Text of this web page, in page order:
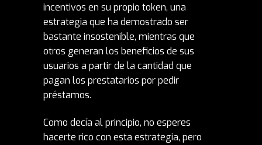
incentivos en su propio token, una
estrategia que ha demostrado ser
bastante insostenible, mientras que
otros generan los beneficios de sus
usuarios a partir de la cantidad que
pagan los prestatarios por pedir
préstamos.
Como decía al principio, no esperes
hacerte rico con esta estrategia, pero